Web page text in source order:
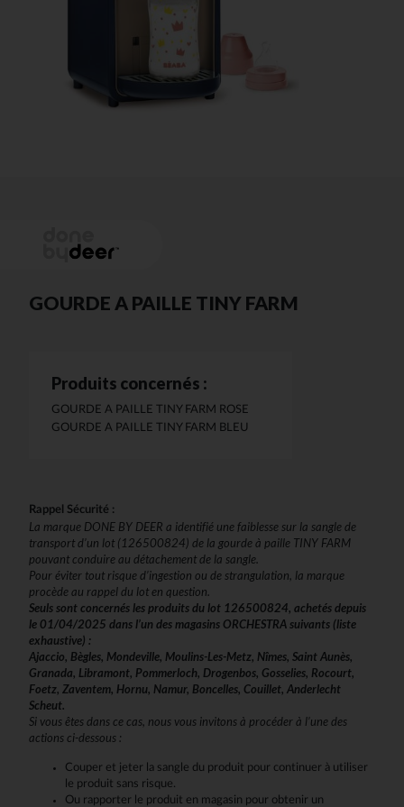
GOURDE A PAILLE TINY FARM
Produits concernés :
GOURDE A PAILLE TINY FARM ROSE
GOURDE A PAILLE TINY FARM BLEU
Rappel Sécurité :
La marque DONE BY DEER a identifié une faiblesse sur la sangle de
transport d’un lot (126500824) de la gourde à paille TINY FARM
pouvant conduire au détachement de la sangle.
Pour éviter tout risque d’ingestion ou de strangulation, la marque
procède au rappel du lot en question.
Seuls sont concernés les produits du lot 126500824, achetés depuis
le 01/04/2025 dans l’un des magasins ORCHESTRA suivants (liste
exhaustive) :
Ajaccio, Bègles, Mondeville, Moulins-Les-Metz, Nîmes, Saint Aunès,
Granada, Libramont, Pommerloch, Drogenbos, Gosselies, Rocourt,
Foetz, Zaventem, Hornu, Namur, Boncelles, Couillet, Anderlecht
Scheut.
Si vous êtes dans ce cas, nous vous invitons à procéder à l’une des
actions ci-dessous :
Couper et jeter la sangle du produit pour continuer à utiliser
le produit sans risque.
Ou rapporter le produit en magasin pour obtenir un